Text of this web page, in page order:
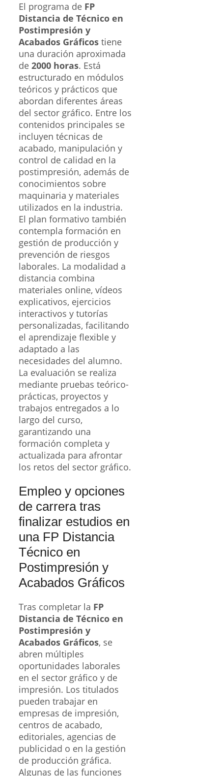
El programa de FP
Distancia de Técnico en
Postimpresión y
Acabados Gráficos tiene
una duración aproximada
de 2000 horas. Está
estructurado en módulos
teóricos y prácticos que
abordan diferentes áreas
del sector gráfico. Entre los
contenidos principales se
incluyen técnicas de
acabado, manipulación y
control de calidad en la
postimpresión, además de
conocimientos sobre
maquinaria y materiales
utilizados en la industria.
El plan formativo también
contempla formación en
gestión de producción y
prevención de riesgos
laborales. La modalidad a
distancia combina
materiales online, vídeos
explicativos, ejercicios
interactivos y tutorías
personalizadas, facilitando
el aprendizaje flexible y
adaptado a las
necesidades del alumno.
La evaluación se realiza
mediante pruebas teórico-
prácticas, proyectos y
trabajos entregados a lo
largo del curso,
garantizando una
formación completa y
actualizada para afrontar
los retos del sector gráfico.
Empleo y opciones
de carrera tras
finalizar estudios en
una FP Distancia
Técnico en
Postimpresión y
Acabados Gráficos
Tras completar la FP
Distancia de Técnico en
Postimpresión y
Acabados Gráficos, se
abren múltiples
oportunidades laborales
en el sector gráfico y de
impresión. Los titulados
pueden trabajar en
empresas de impresión,
centros de acabado,
editoriales, agencias de
publicidad o en la gestión
de producción gráfica.
Algunas de las funciones